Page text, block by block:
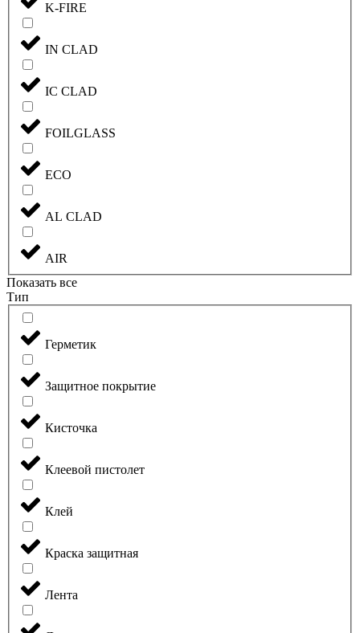
K-FIRE
IN CLAD
IC CLAD
FOILGLASS
ECO
AL CLAD
AIR
Показать все
Тип
Герметик
Защитное покрытие
Кисточка
Клеевой пистолет
Клей
Краска защитная
Лента